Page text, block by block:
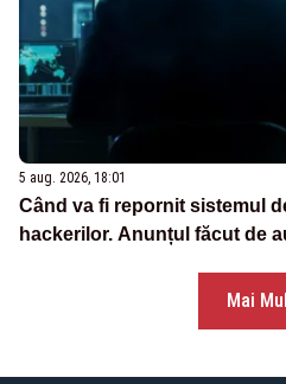
5 aug. 2026, 18:01
Când va fi repornit sistemul
hackerilor. Anunțul făcut de
Mai